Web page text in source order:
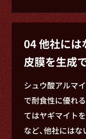
04 他社には
皮膜を生成
シュウ酸アルマ
で耐食性に優れ
てはヤギマイト
など、他社には